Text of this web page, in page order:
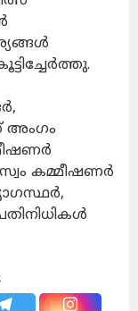
അംഗം
കമ്മീഷണർ